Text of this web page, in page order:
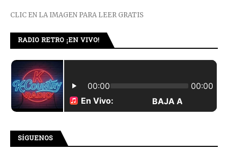
CLIC EN LA IMAGEN PARA LEER GRATIS
RADIO RETRO ¡EN VIVO!
SÍGUENOS